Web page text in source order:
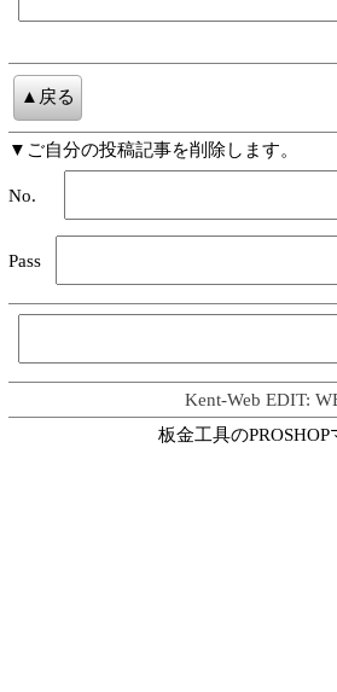
▼ご自分の投稿記事を削除します。
No.
Pass
Kent-Web EDIT:
板金工具のPROSHOP